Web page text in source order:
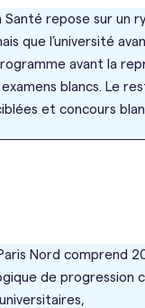
Santé repose sur
que l’université
avant la
blancs. Le
et concours
Nord comprend
de progression